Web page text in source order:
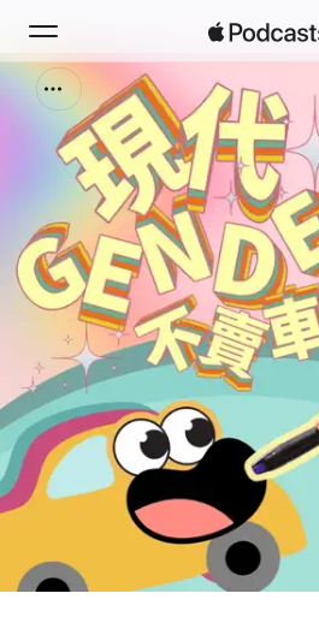
Search
Home
New
Top Charts